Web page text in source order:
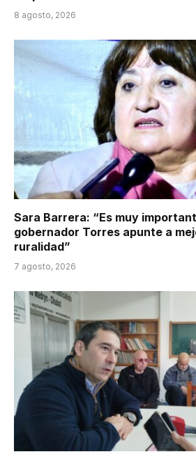
8 agosto, 2026
Sara Barrera: “Es muy
gobernador Torres apunte a
ruralidad”
7 agosto, 2026